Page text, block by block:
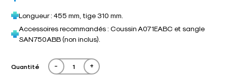
Longueur : 455 mm, tige 310 mm.
Accessoires recommandés : Coussin A071EABC et sangle
SAN750ABB (non inclus).
Quantité - +